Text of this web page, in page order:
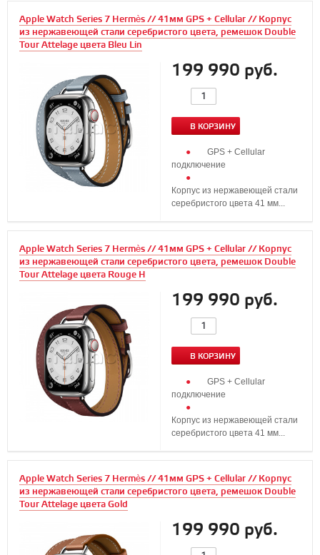
Apple Watch Series 7 Hermès // 41мм GPS + Cellular // Корпус
из нержавеющей стали серебристого цвета, ремешок Double
Tour Attelage цвета Bleu Lin
199 990 руб.
В КОРЗИНУ
GPS + Cellular
подключение
Корпус из нержавеющей стали
серебристого цвета 41 мм...
Apple Watch Series 7 Hermès // 41мм GPS + Cellular // Корпус
из нержавеющей стали серебристого цвета, ремешок Double
Tour Attelage цвета Rouge H
199 990 руб.
В КОРЗИНУ
GPS + Cellular
подключение
Корпус из нержавеющей стали
серебристого цвета 41 мм...
Apple Watch Series 7 Hermès // 41мм GPS + Cellular // Корпус
из нержавеющей стали серебристого цвета, ремешок Double
Tour Attelage цвета Gold
199 990 руб.